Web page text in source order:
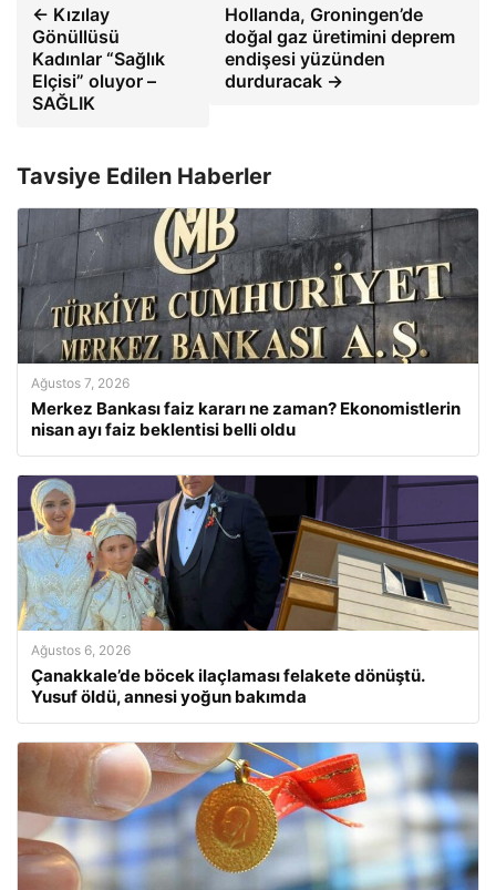
← Kızılay
Gönüllüsü
Kadınlar “Sağlık
Elçisi” oluyor –
SAĞLIK
Hollanda, Groningen’de
doğal gaz üretimini deprem
endişesi yüzünden
durduracak →
Tavsiye Edilen Haberler
Ağustos 7, 2026
Merkez Bankası faiz kararı ne zaman? Ekonomistlerin
nisan ayı faiz beklentisi belli oldu
Ağustos 6, 2026
Çanakkale’de böcek ilaçlaması felakete dönüştü.
Yusuf öldü, annesi yoğun bakımda